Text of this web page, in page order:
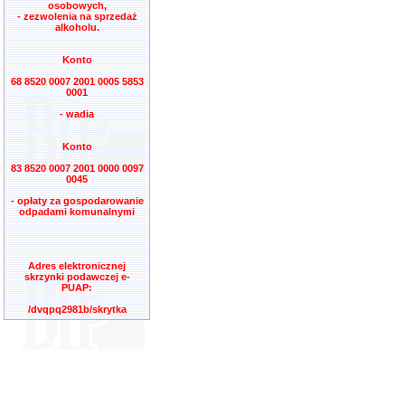
osobowych,
- zezwolenia na sprzedaż
alkoholu.
Konto
68 8520 0007 2001 0005 5853
0001
- wadia
Konto
83 8520 0007 2001 0000 0097
0045
- opłaty za gospodarowanie
odpadami komunalnymi
Adres elektronicznej
skrzynki podawczej e-
PUAP:
/dvqpq2981b/skrytka